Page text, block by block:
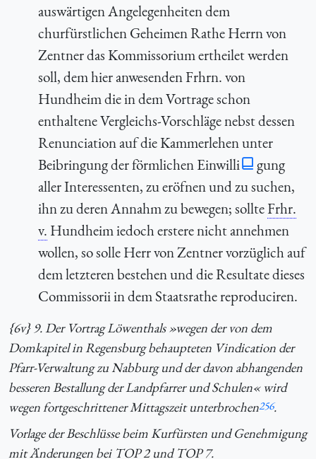
auswärtigen Angelegenheiten dem
churfürstlichen Geheimen Rathe Herrn von
Zentner das Kommissorium ertheilet werden
soll, dem hier anwesenden Frhrn. von
Hundheim die in dem Vortrage schon
enthaltene Vergleichs-Vorschläge nebst dessen
Renunciation auf die Kammerlehen unter
Beibringung der förmlichen Einwilli
gung
aller Interessenten, zu eröfnen und zu suchen,
ihn zu deren Annahm zu bewegen; sollteFrhr.
v. Hundheim iedoch erstere nicht annehmen
wollen, so solle Herr von Zentner vorzüglich auf
dem letzteren bestehen und die Resultate dieses
Commissorii in dem Staatsrathe reproduciren.
{6v} 9. Der Vortrag Löwenthals »wegen der von dem
Domkapitel in Regensburg behaupteten Vindication der
Pfarr-Verwaltung zu Nabburg und der davon abhangenden
besseren Bestallung der Landpfarrer und Schulen« wird
wegen fortgeschrittener Mittagszeit unterbrochen256.
Vorlage der Beschlüsse beim Kurfürsten und Genehmigung
mit Änderungen bei TOP2 undTOP7.